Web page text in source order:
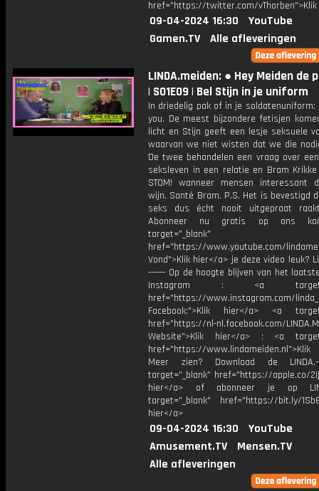
href="https://twitter.com/
09-04-2024 16:30
YouTube
Gamen.TV
Alle afleveringen
LINDA.meiden: ● Hey Meiden de
| S01E09 | Bel Stijn in je uniform
In driedelig pak of in je soldatenuniform:
you. De meest bijzondere fetisjen
licht en Stijn geeft een lesje seksuele
waarvan we niet wisten dat we die
De twee behandelen een vraag over
seksleven in een relatie en Bram
STOM! wanneer mensen interessant
wijn. Santé Bram. P.S. Het is bevestigd
seks dus écht nooit uitgepraat
Abonneer nu gratis op ons
target="_blank"
href="https://www.youtube.com/
Vond">Klik hier</a> je deze video leuk?
------ Op de hoogte blijven van het
Instagram : <a
href="https://www.instagram.com/
Facebook:">Klik hier</a> <a
href="https://nl-nl.facebook.com/
Website">Klik hier</a> : <a
href="https://
Meer zien? Download de
target="_blank" href="https://apple.co/
hier</a> of abonneer je op
target="_blank" href="https://bit.ly/
hier</a>
09-04-2024 16:30
YouTube
Amusement.TV
Mensen.TV
Alle afleveringen